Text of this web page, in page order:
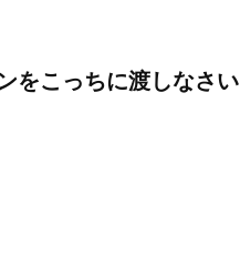
をこっちに渡しなさい